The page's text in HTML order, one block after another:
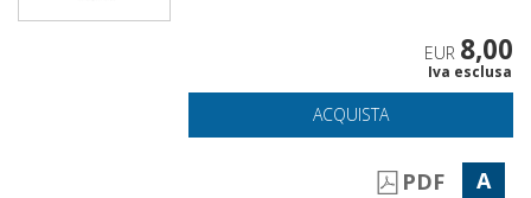
EUR 8,00
Iva esclusa
ACQUISTA
PDF A